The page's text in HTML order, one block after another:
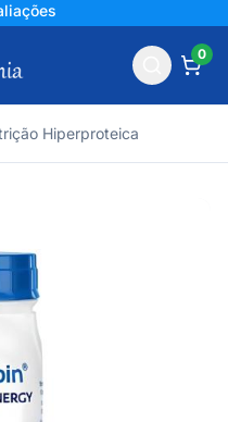
0
Hiperproteica